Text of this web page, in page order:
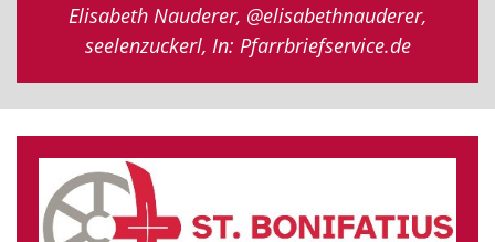
Elisabeth Nauderer, @elisabethnauderer,
seelenzuckerl, In: Pfarrbriefservice.de